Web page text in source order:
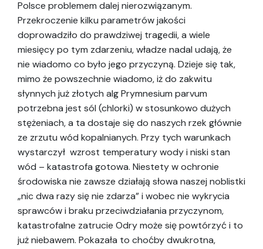
Polsce problemem dalej nierozwiązanym.
Przekroczenie kilku parametrów jakości
doprowadziło do prawdziwej tragedii, a wiele
miesięcy po tym zdarzeniu, władze nadal udają, że
nie wiadomo co było jego przyczyną. Dzieje się tak,
mimo że powszechnie wiadomo, iż do zakwitu
słynnych już złotych algPrymnesium parvum
potrzebna jest sól (chlorki) w stosunkowo dużych
stężeniach, a ta dostaje się do naszych rzek głównie
ze zrzutu wód kopalnianych. Przy tych warunkach
wystarczył wzrost temperatury wody i niski stan
wód – katastrofa gotowa. Niestety w ochronie
środowiska nie zawsze działają słowa naszej noblistki
„nic dwa razy się nie zdarza” i wobec nie wykrycia
sprawców i braku przeciwdziałania przyczynom,
katastrofalne zatrucie Odry może się powtórzyć i to
już niebawem. Pokazała to choćby dwukrotna,